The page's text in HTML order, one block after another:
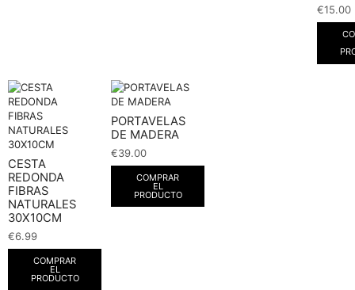
€15.00
CESTA
REDONDA
FIBRAS
NATURALES
30X10CM
€6.99
COMPRAR
EL
PRODUCTO
PORTAVELAS
DE MADERA
€39.00
COMPRAR
EL
PRODUCTO